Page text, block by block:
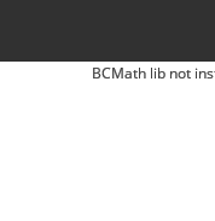
BCMath lib not